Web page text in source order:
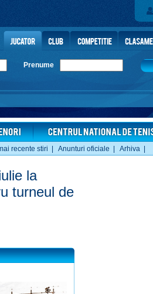
Prenume
recente stiri Anunturi oficiale Arhiva|
la
turneul de